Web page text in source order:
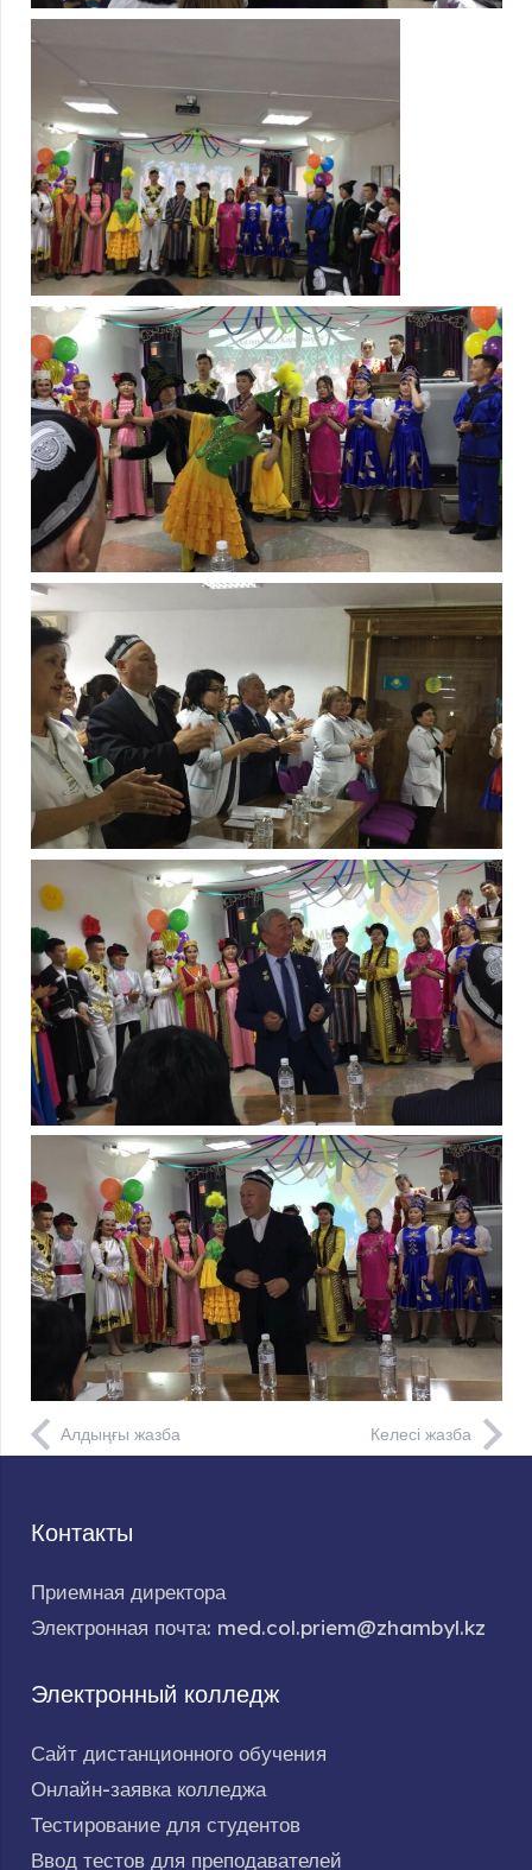
Алдыңғы жазба Келесі жазба
Контакты
Приемная директора
Электронная почта: med.col.priem@zhambyl.kz
Электронный колледж
Сайт дистанционного обучения
Онлайн-заявка колледжа
Тестирование для студентов
Ввод тестов для преподавателей